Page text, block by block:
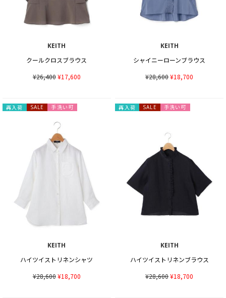
KEITH
クールクロスブラウス
¥26,400¥17,600
KEITH
シャイニーローンブラウス
¥28,600¥18,700
再入荷 SALE 手洗い可
KEITH
ハイツイストリネンシャツ
¥28,600¥18,700
再入荷 SALE 手洗い可
KEITH
ハイツイストリネンブラウス
¥28,600¥18,700